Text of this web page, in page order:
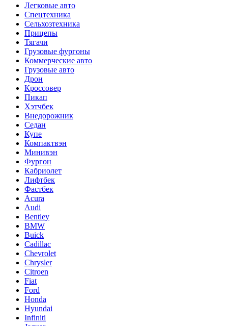
Легковые авто
Спецтехника
Сельхозтехника
Прицепы
Тягачи
Грузовые фургоны
Коммерческие авто
Грузовые авто
Дрон
Кроссовер
Пикап
Хэтчбек
Внедорожник
Седан
Купе
Компактвэн
Минивэн
Фургон
Кабриолет
Лифтбек
Фастбек
Acura
Audi
Bentley
BMW
Buick
Cadillac
Chevrolet
Chrysler
Citroen
Fiat
Ford
Honda
Hyundai
Infiniti